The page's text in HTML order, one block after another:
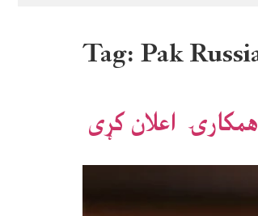
Tag:Pak
همکارۍ اعلان کړی